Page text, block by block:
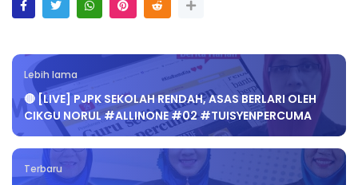
Lebih lama
🔴 [LIVE] PJPK SEKOLAH RENDAH, ASAS BERLARI OLEH
CIKGU NORUL #ALLINONE #02 #TUISYENPERCUMA
Terbaru